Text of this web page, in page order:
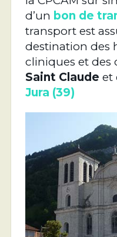
d’un bon de
transport est
destination des
cliniques et des
Saint Claude et
Jura (39)